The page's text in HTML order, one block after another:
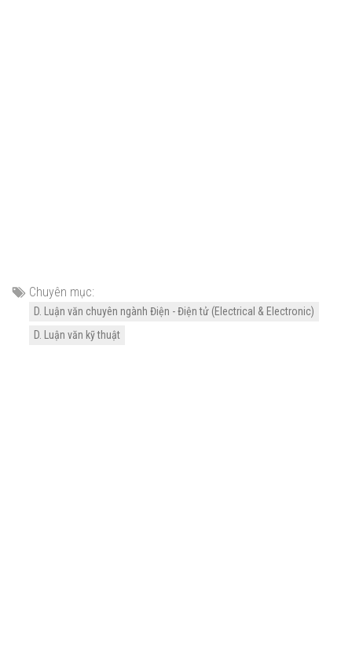
Chuyên mục:
D. Luận văn chuyên ngành Điện - Điện tử (Electrical & Electronic)
D. Luận văn kỹ thuật